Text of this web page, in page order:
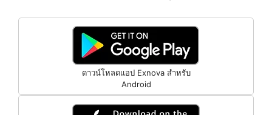
ดาวน์โหลดแอป Exnova สำหรับ
Android